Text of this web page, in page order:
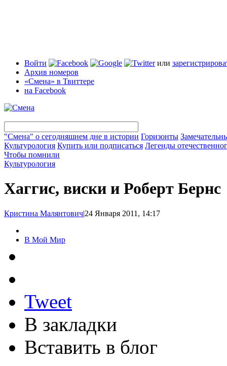
Войти или
Архив номеров
«Смена» в Твиттере
на Facebook
"Смена" о сегодняшнем дне в истории Горизонты
Культурология Купить или подписаться Легенды
Чтобы помнили
Культурология
Хаггис, виски и Роберт Бернс
Кристина Малянтович|24 Января 2011, 14:17
В Мой Мир
Tweet
В закладки
Вставить в блог